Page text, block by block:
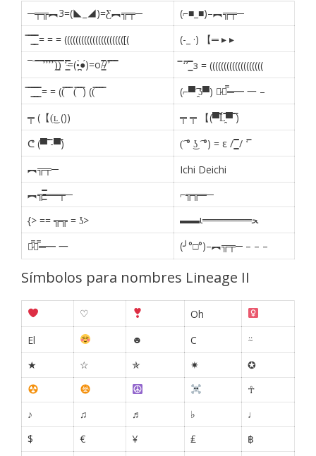
─╤╦︻3=(◣_◢)=Ƹ︻╦╤─
(⌐■_■)–︻╦╤─
̿ ̿ ͇̿̿ ͇̿̿ = = = ((((((((((((((((((((([(
(-_ ·) 【═ ▸ ▸
¯¯̿̿¯̿̿’̿̿̿̿̿̿̿’̿̿’̿̿̿̿̿’̿̿̿)͇̿̿)̿̿̿̿ ‘̵͇̿̿̿̿̿̿̿̿=(•̪̀●́)=o/̵͇̿̿/’̿̿ ̿ ̿̿
̿ ‘̿’ ͇̿̿ з = (((((((((((((((((((
̿ ̿ ͇̿̿ ͇̿̿ ͇̿̿ = = ((̿ ̿ ̿ (̿ ̿ ̿) ((̿ ̿ ̿ ̿
(⌐▀͡ ̯ʖ▀) 【̷┻̿═━ 一 –
╤ (【(͜ʟ ())
╤ ╤ 【(▀̿̿Ĺ̯̿̿▀̿ ̿)
ᕦ (▀̿ ̿-▀̿)
(͡ ° ͜ʖ ͡ °) = ε / ͇͇̿̿̿̿ / ‘̿
︻╦╤─
Ichi Deichi
︻╦̵̵͇̿̿̿̿══╤─
⌐╦╦═─
{> == ╦╦ = ʖ>
▬▬ι═══════ﺤ
【̷̿┻̿═━ 一
(╯°□°)–︻╦╤─ – – –
Símbolos para nombres Lineage II
♡
Oh
El
☻ C
⍨
★
☆ ✯ ✷
✪
☥
♪
♫ ♬ ♭
♩
$
€ ¥ ₤
฿